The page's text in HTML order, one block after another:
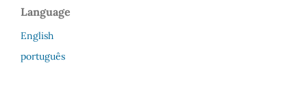
Language
English
português